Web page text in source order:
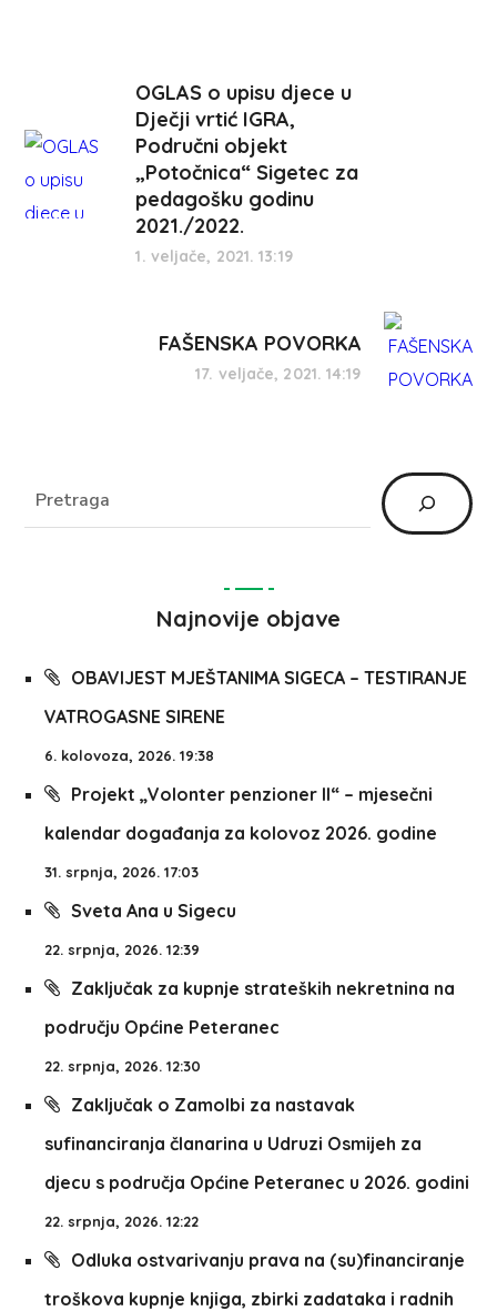
OGLAS o upisu djece u
Dječji vrtić IGRA,
Područni objekt
„Potočnica“ Sigetec za
pedagošku godinu
2021./2022.
1. veljače, 2021. 13:19
FAŠENSKA POVORKA
17. veljače, 2021. 14:19
Najnovije objave
OBAVIJEST MJEŠTANIMA SIGECA – TESTIRANJE
VATROGASNE SIRENE
6. kolovoza, 2026. 19:38
Projekt „Volonter penzioner II“ – mjesečni
kalendar događanja za kolovoz 2026. godine
31. srpnja, 2026. 17:03
Sveta Ana u Sigecu
22. srpnja, 2026. 12:39
Zaključak za kupnje strateških nekretnina na
području Općine Peteranec
22. srpnja, 2026. 12:30
Zaključak o Zamolbi za nastavak
sufinanciranja članarina u Udruzi Osmijeh za
djecu s područja Općine Peteranec u 2026. godini
22. srpnja, 2026. 12:22
Odluka ostvarivanju prava na (su)financiranje
troškova kupnje knjiga, zbirki zadataka i radnih